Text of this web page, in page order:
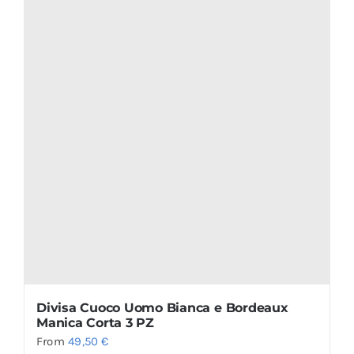
Divisa Cuoco Uomo Bianca e Bordeaux
Manica Corta 3 PZ
From49,50€